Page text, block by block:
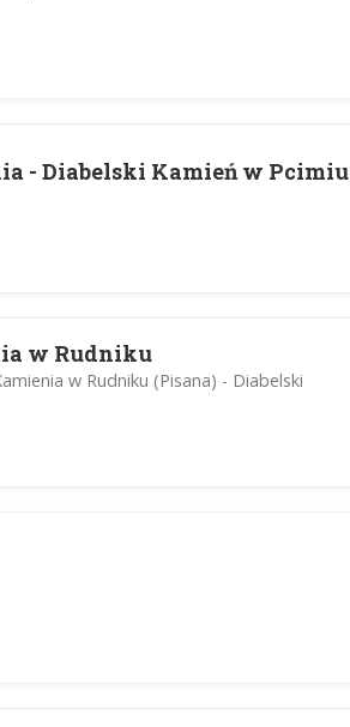
- Diabelski Kamień w Pcimiu
w Rudniku
w Rudniku (Pisana) - Diabelski